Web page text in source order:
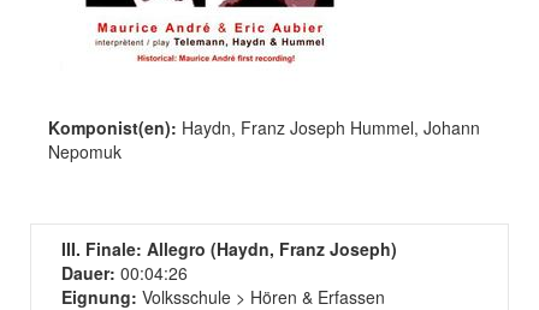
Komponist(en): Haydn, Franz Joseph Hummel, Johann
Nepomuk
III. Finale: Allegro (Haydn, Franz Joseph)
Dauer: 00:04:26
Eignung: Volksschule > Hören & Erfassen